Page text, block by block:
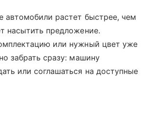
автомобили растет быстрее, чем
насытить предложение.
или нужный цвет уже
забрать сразу: машину
или соглашаться на доступные